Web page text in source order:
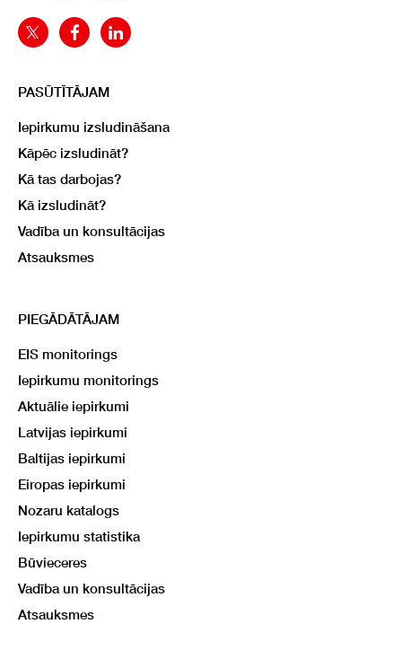
PASŪTĪTĀJAM
Iepirkumu izsludināšana
Kāpēc izsludināt?
Kā tas darbojas?
Kā izsludināt?
Vadība un konsultācijas
Atsauksmes
PIEGĀDĀTĀJAM
EIS monitorings
Iepirkumu monitorings
Aktuālie iepirkumi
Latvijas iepirkumi
Baltijas iepirkumi
Eiropas iepirkumi
Nozaru katalogs
Iepirkumu statistika
Būvieceres
Vadība un konsultācijas
Atsauksmes